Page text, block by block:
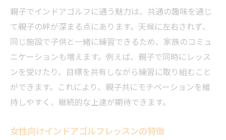
親子でインドアゴルフに通う魅力は、共通の趣味を通じ
て親子の絆が深まる点にあります。天候に左右されず、
同じ施設で子供と一緒に練習できるため、家族のコミュ
ニケーションも増えます。例えば、親子で同時にレッス
ンを受けたり、目標を共有しながら練習に取り組むこと
ができます。これにより、親子共にモチベーションを維
持しやすく、継続的な上達が期待できます。
女性向けインドアゴルフレッスンの特徴